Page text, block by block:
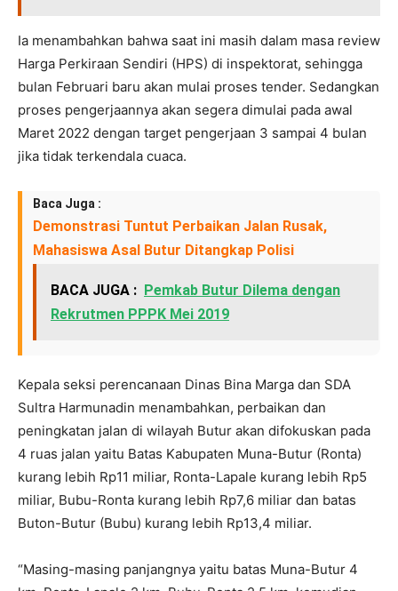
Ia menambahkan bahwa saat ini masih dalam masa review
Harga Perkiraan Sendiri (HPS) di inspektorat, sehingga
bulan Februari baru akan mulai proses tender. Sedangkan
proses pengerjaannya akan segera dimulai pada awal
Maret 2022 dengan target pengerjaan 3 sampai 4 bulan
jika tidak terkendala cuaca.
Baca Juga :
Demonstrasi Tuntut Perbaikan Jalan Rusak,
Mahasiswa Asal Butur Ditangkap Polisi
BACA JUGA : Pemkab Butur Dilema dengan
Rekrutmen PPPK Mei 2019
Kepala seksi perencanaan Dinas Bina Marga dan SDA
Sultra Harmunadin menambahkan, perbaikan dan
peningkatan jalan di wilayah Butur akan difokuskan pada
4 ruas jalan yaitu Batas Kabupaten Muna-Butur (Ronta)
kurang lebih Rp11 miliar, Ronta-Lapale kurang lebih Rp5
miliar, Bubu-Ronta kurang lebih Rp7,6 miliar dan batas
Buton-Butur (Bubu) kurang lebih Rp13,4 miliar.
“Masing-masing panjangnya yaitu batas Muna-Butur 4